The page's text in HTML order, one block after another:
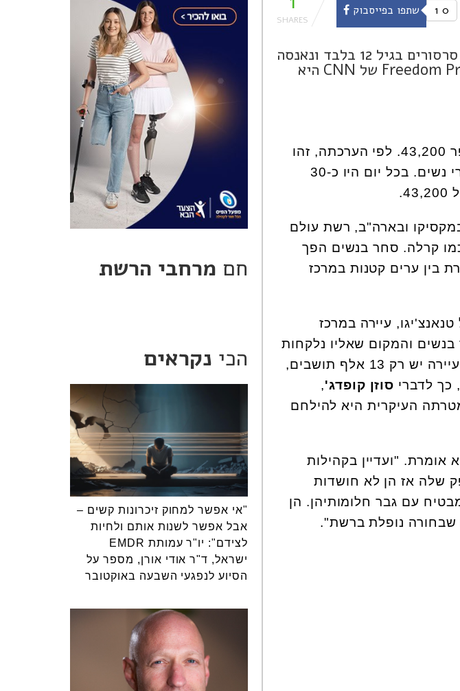
0 שתפו בפייסבוק
סיפורה הבלתי נתפס של קרלה חסינטו ממקסיקו שנפלה לידיהם של סרסורים בגיל 12 בלבד ונאנסה
כ-30 פעמים ביום במשך 4 שנים עד ששוחררה. בראיון מתוך Freedom Project של CNN היא
רוצה שיזכרו את המספר 43,200. לפי הערכתה, זהו
מספר הפעמים שנאנסה לאחר שנפלה לידיהם של סוחרי נשים. בכל יום היו כ-30
ובארה"ב, רשת עולם
קרלה. סחר בנשים הפך
בין ערים קטנות במרכז
עיירה במרכז
והמקום שאליו נלקחות
הקורבנות לפני שהן הוכרחו לעסוק בזנות. אף על פי שבעיירה יש רק 13 אלף תושבים,
כך לדברי סוזן קופדג',
העיקרית היא להילחם
"ועדיין בקהילות
שלה אז הן לא חושדות
עם גבר חלומותיהן. הן
שבחורה נופלת ברשת".
חם מרחבי הרשת
הכי נקראים
"אי אפשר למחוק זיכרונות קשים –
אבל אפשר לשנות אותם ולחיות
לצידם": יו"ר עמותת EMDR
ישראל, ד"ר אודי אורן, מספר על
הסיוע לנפגעי השבעה באוקטובר